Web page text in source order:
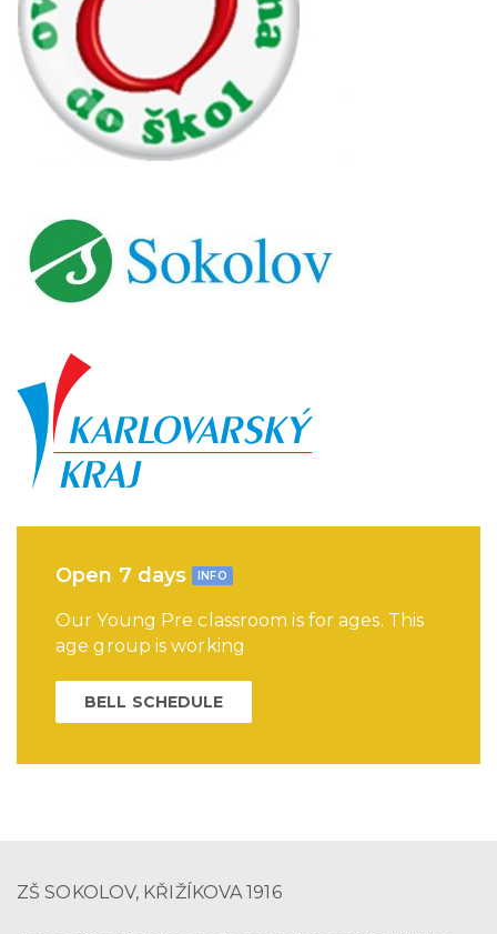
Open 7 days INFO
Our Young Pre classroom is for ages. This
age group is working
BELL SCHEDULE
ZŠ SOKOLOV, KŘIŽÍKOVA 1916